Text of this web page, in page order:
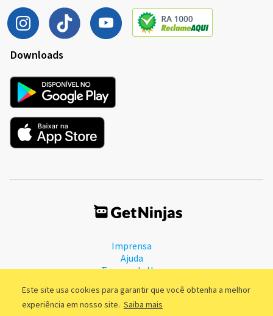
Este site usa cookies para garantir que você obtenha a melhor
experiência em nosso site. Saiba mais
Downloads
Imprensa
Ajuda
Termos de Uso